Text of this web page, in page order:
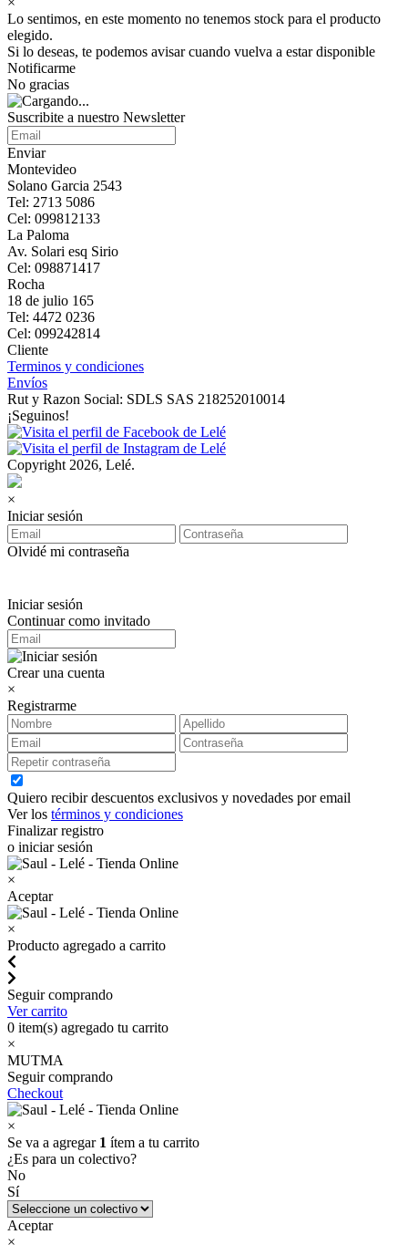
Lo sentimos, en este momento no tenemos stock para el producto
elegido.
Si lo deseas, te podemos avisar cuando vuelva a estar disponible
Notificarme
No gracias
Suscribite a nuestro Newsletter
Enviar
Montevideo
Solano Garcia 2543
Tel: 2713 5086
Cel: 099812133
La Paloma
Av. Solari esq Sirio
Cel: 098871417
Rocha
18 de julio 165
Tel: 4472 0236
Cel: 099242814
Cliente
Terminos y condiciones
Envíos
Rut y Razon Social: SDLS SAS 218252010014
¡Seguinos!
Copyright 2026, Lelé.
×
Iniciar sesión
Olvidé mi contraseña
Iniciar sesión
Continuar como invitado
Crear una cuenta
×
Registrarme
Quiero recibir descuentos exclusivos y novedades por email
Ver los términos y condiciones
Finalizar registro
o iniciar sesión
×
Aceptar
×
Producto agregado a carrito
Seguir comprando
Ver carrito
0 item(s) agregado tu carrito
×
MUTMA
Seguir comprando
Checkout
×
Se va a agregar 1 ítem a tu carrito
¿Es para un colectivo?
No
Sí
Aceptar
×